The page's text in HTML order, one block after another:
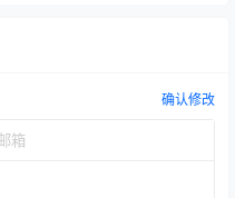
确认修改